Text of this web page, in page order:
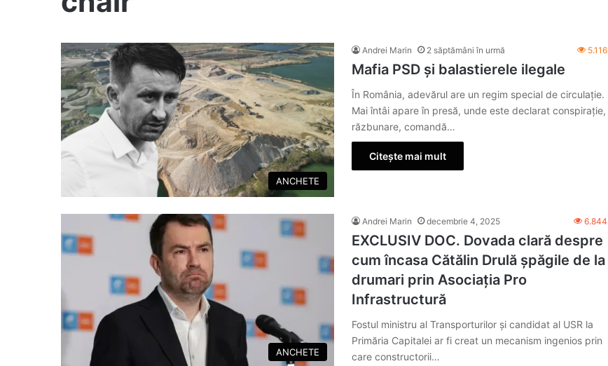
ANCHETE
Andrei Marin 2 săptămâni în urmă 5.116
Mafia PSD și balastierele ilegale
În România, adevărul are un regim special de circulație.
Mai întâi apare în presă, unde este declarat conspirație,
răzbunare, comandă…
Citește mai mult
ANCHETE
Andrei Marin decembrie 4, 2025 6.844
EXCLUSIV DOC. Dovada clară despre
cum încasa Cătălin Drulă șpăgile de la
drumari prin Asociația Pro
Infrastructură
Fostul ministru al Transporturilor și candidat al USR la
Primăria Capitalei ar fi creat un mecanism ingenios prin
care constructorii…